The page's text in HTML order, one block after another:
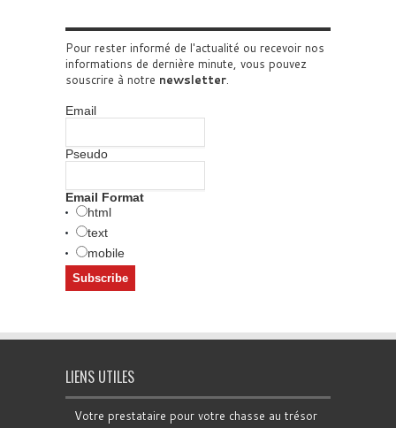
Pour rester informé de l'actualité ou recevoir nos
informations de dernière minute, vous pouvez
souscrire à notre newsletter.
Email
Pseudo
Email Format
html
text
mobile
LIENS UTILES
Votre prestataire pour votre chasse au trésor